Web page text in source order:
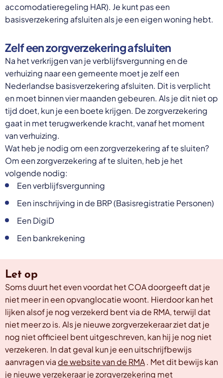
accomodatieregeling HAR). Je kunt pas een
basisverzekering afsluiten als je een eigen woning hebt.
Zelf een zorgverzekering afsluiten
Na het verkrijgen van je verblijfsvergunning en de
verhuizing naar een gemeente moet je zelf een
Nederlandse basisverzekering afsluiten. Dit is verplicht
en moet binnen vier maanden gebeuren. Als je dit niet op
tijd doet, kun je een boete krijgen. De zorgverzekering
gaat in met terugwerkende kracht, vanaf het moment
van verhuizing.
Wat heb je nodig om een zorgverzekering af te sluiten?
Om een zorgverzekering af te sluiten, heb je het
volgende nodig:
Een verblijfsvergunning
Een inschrijving in de BRP (Basisregistratie Personen)
Een DigiD
Een bankrekening
Let op
Soms duurt het even voordat het COA doorgeeft dat je
niet meer in een opvanglocatie woont. Hierdoor kan het
lijken alsof je nog verzekerd bent via de RMA, terwijl dat
niet meer zo is. Als je nieuwe zorgverzekeraar ziet dat je
nog niet officieel bent uitgeschreven, kan hij je nog niet
verzekeren. In dat geval kun je een uitschrijfbewijs
aanvragen via de website van de RMA. Met dit bewijs kan
je nieuwe verzekeraar je zorgverzekering met